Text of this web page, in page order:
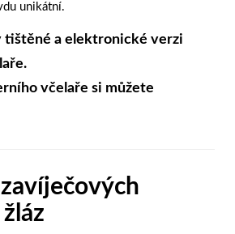
unikátní.
tištěné a elektronické verzi
včelaře si můžete